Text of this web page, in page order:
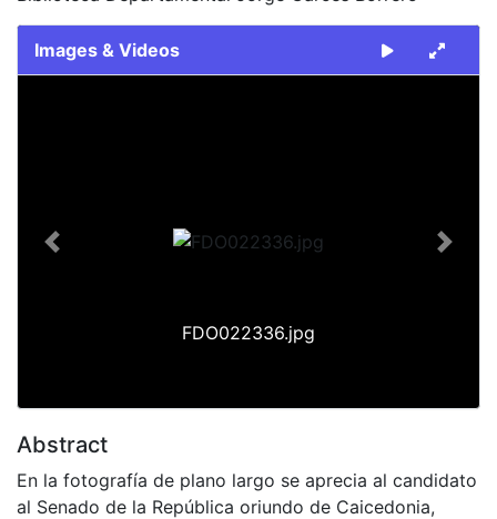
Images & Videos
FDO022336.jpg
Previous Next
Abstract
En la fotografía de plano largo se aprecia al candidato
al Senado de la República oriundo de Caicedonia,